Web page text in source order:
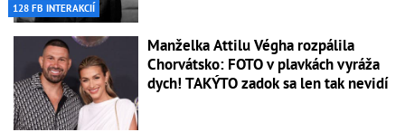
128 FB INTERAKCIÍ
Manželka Attilu Végha rozpálila
Chorvátsko: FOTO v plavkách vyráža
dych! TAKÝTO zadok sa len tak nevidí